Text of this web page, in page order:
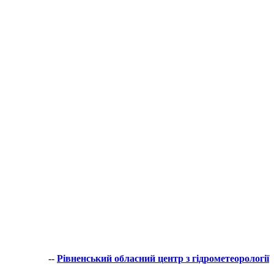
-- Рівненський обласний центр з гідрометеорології